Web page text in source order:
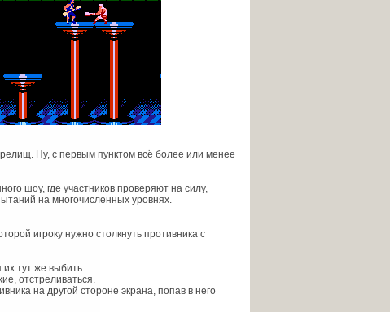
Ну, с первым пунктом всё более или менее
шоу, где участников проверяют на силу,
на многочисленных уровнях.
игроку нужно столкнуть противника с
тут же выбить.
отстреливаться.
на другой стороне экрана, попав в него